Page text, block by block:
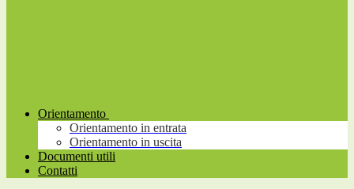
Orientamento
Orientamento in entrata
Orientamento in uscita
Documenti utili
Contatti